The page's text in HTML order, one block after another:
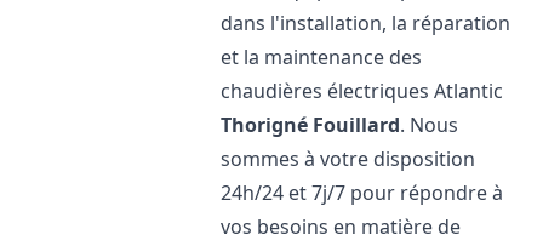
dans l'installation, la réparation
et la maintenance des
chaudières électriques Atlantic
Thorigné Fouillard. Nous
sommes à votre disposition
24h/24 et 7j/7 pour répondre à
vos besoins en matière de